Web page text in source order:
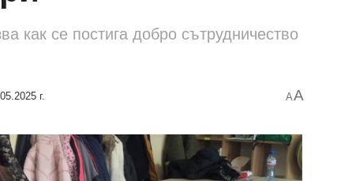
как се постига добро сътрудничество
г. AA